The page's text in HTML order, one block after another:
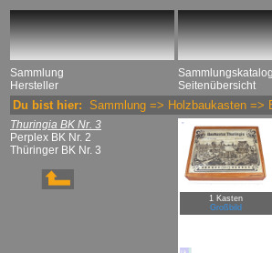
Sammlung
Hersteller
Sammlungskatalog
Seitenübersicht
Du bist hier: Sammlung => Holzbaukasten =>
Thuringia BK Nr. 3
Perplex BK Nr. 2
Thüringer BK Nr. 3
1 Kasten
Großbild